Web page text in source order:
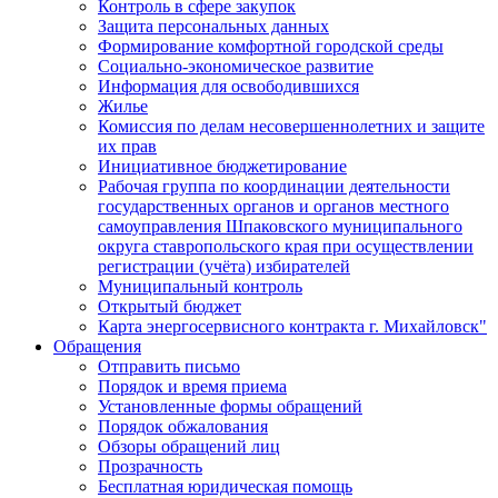
Контроль в сфере закупок
Защита персональных данных
Формирование комфортной городской среды
Социально-экономическое развитие
Информация для освободившихся
Жилье
Комиссия по делам несовершеннолетних и защите
их прав
Инициативное бюджетирование
Рабочая группа по координации деятельности
государственных органов и органов местного
самоуправления Шпаковского муниципального
округа ставропольского края при осуществлении
регистрации (учёта) избирателей
Муниципальный контроль
Открытый бюджет
Карта энергосервисного контракта г. Михайловск"
Обращения
Отправить письмо
Порядок и время приема
Установленные формы обращений
Порядок обжалования
Обзоры обращений лиц
Прозрачность
Бесплатная юридическая помощь